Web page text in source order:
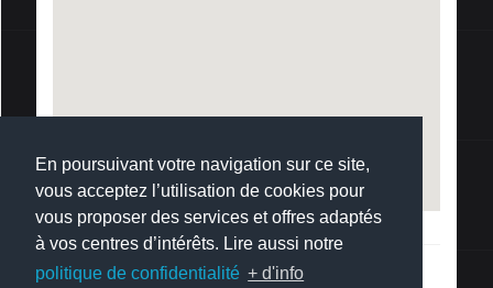
En poursuivant votre navigation sur ce site,
vous acceptez l’utilisation de cookies pour
vous proposer des services et offres adaptés
à vos centres d’intérêts. Lire aussi notre
politique de confidentialité + d'info